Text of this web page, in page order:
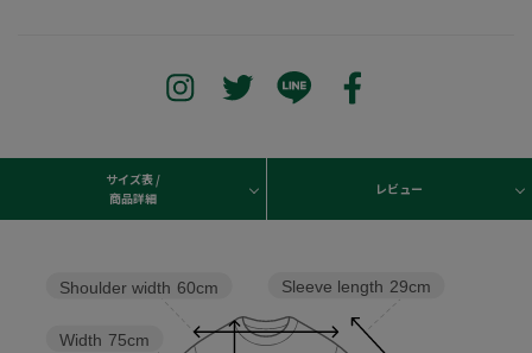
サイズ表 /
商品詳細
レビュー
Sleeve length 29cm
Width 75cm
Shoulder width 60cm